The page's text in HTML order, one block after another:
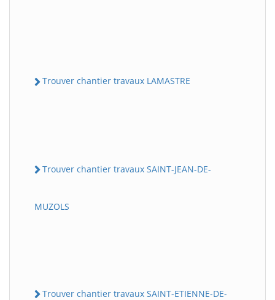
Trouver chantier travaux LAMASTRE
Trouver chantier travaux SAINT-JEAN-DE-
MUZOLS
Trouver chantier travaux SAINT-ETIENNE-DE-